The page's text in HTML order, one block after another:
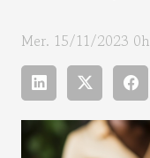
Mer. 15/11/2023 0h